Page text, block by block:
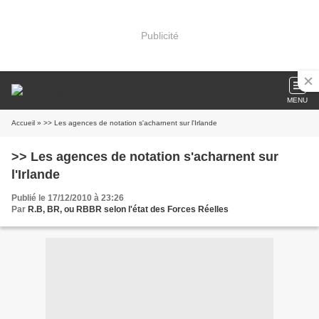
Publicité
MENU
Accueil » >> Les agences de notation s'acharnent sur l'Irlande
>> Les agences de notation s'acharnent sur
l'Irlande
Publié le 17/12/2010 à 23:26
Par R.B, BR, ou RBBR selon l'état des Forces Réelles